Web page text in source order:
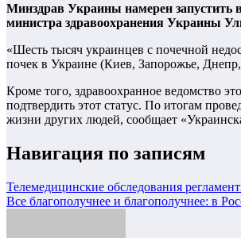
Минздрав Украины намерен запустить
министра здравоохранения Украины
«Шесть тысяч украинцев с почечной
почек в Украине (Киев, Запорожье,
Кроме того, здравоохранное ведомство
подтвердить этот статус. По итогам
жизни других людей, сообщает
Навигация по записям
Телемедицинские обследования
Все благополучнее и благополучнее: в